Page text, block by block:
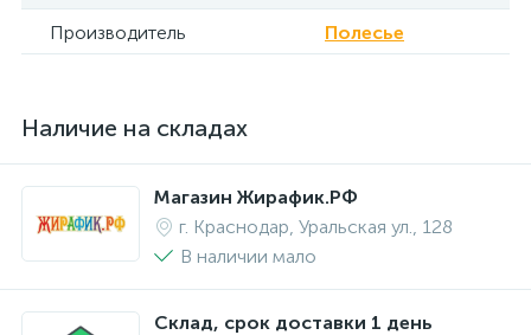
Производитель Полесье
Наличие на складах
Магазин Жирафик.РФ
г. Краснодар, Уральская ул., 128
В наличии мало
Склад, срок доставки 1 день